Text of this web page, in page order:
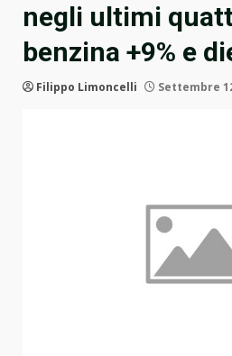
negli ultimi
benzina +9% e
Filippo Limoncelli Settembre